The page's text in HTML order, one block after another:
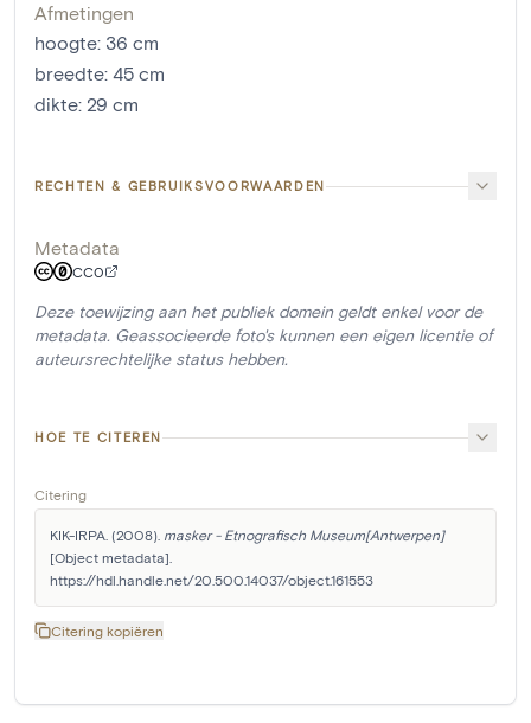
Afmetingen
hoogte: 36 cm
breedte: 45 cm
dikte: 29 cm
RECHTEN & GEBRUIKSVOORWAARDEN
Metadata
CC0
Deze toewijzing aan het publiek domein geldt enkel voor de
metadata. Geassocieerde foto's kunnen een eigen licentie of
auteursrechtelijke status hebben.
HOE TE CITEREN
Citering
KIK-IRPA. (2008). masker - Etnografisch Museum[Antwerpen]
[Object metadata].
https://hdl.handle.net/20.500.14037/object.161553
Citering kopiëren